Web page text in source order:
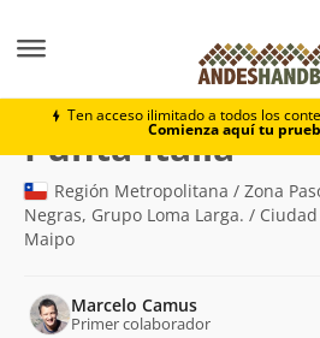
Ten acceso ilimitado a todos los
Comienza aquí tu
Punta Italia
Punta Italia
Región Metropolitana / Zona
Negras, Grupo Loma Larga. /
Maipo
Marcelo Camus
Primer colaborador